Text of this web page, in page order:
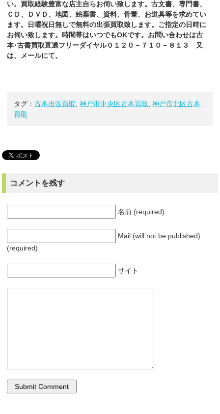
い。買取経験豊富な店主自らお伺い致します。古文書、専門書、
ＣＤ、ＤＶＤ、地図、絵葉書、資料、骨董、お道具等を求めてい
ます。日曜祝日無しで無料の出張買取致します。ご指定の日時に
お伺い致します。時間帯はいつでもOKです。お問い合わせは古
本･古書買取直通フリーダイヤル０１２０－７１０－８１３ 又
は、メールにて。
タグ：古本出張買取 ,神戸市中央区古本買取 ,神戸市北区古本
買取
コメントを残す
名前 (required)
Mail (will not be published)
(required)
サイト